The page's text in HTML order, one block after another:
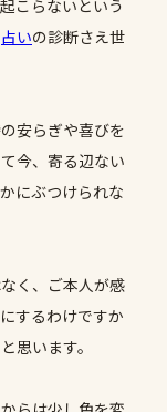
こらないという
占いの診断さえ世
安らぎや喜びを
今、寄る辺ない
にぶつけられな
く、ご本人が感
するわけですか
思います。